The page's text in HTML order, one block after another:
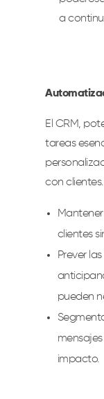
a
El CRM,
tareas
con
clientes
Prever
pueden
impacto.